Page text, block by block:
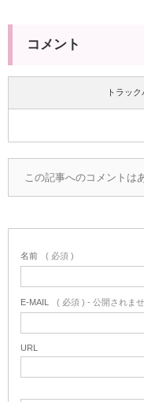
コメント
トラッ
この記事へのコメントは
名前 ( 必須 )
E-MAIL ( 必須 ) - 公開されま
URL